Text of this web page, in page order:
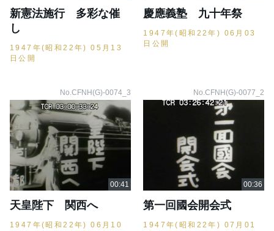
新憲法施行 多彩な催
し
1947年(昭和22年) 05月13
日公開
慶應義塾 九十年祭
1947年(昭和22年) 06月03
日公開
No.CFNH(G)-0074_3
天皇陛下 関西へ
1947年(昭和22年) 06月10
No.CFNH(G)-0077_2
第一回國会開会式
1947年(昭和22年) 07月01